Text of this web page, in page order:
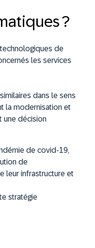
?
de
les services
dans le sens
la modernisation et
une décision
de covid-19,
de
leur infrastructure et
stratégie